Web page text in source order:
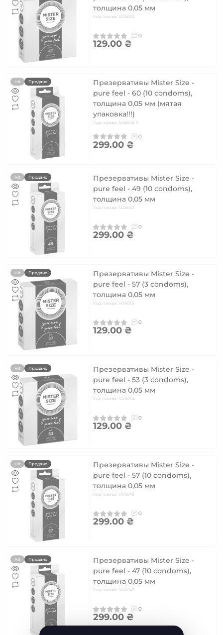
толщина 0,05 мм
Код товара: SO8032
0
129.00 ₴
Hit Продано
Презервативы Mister Size -
pure feel - 60 (10 condoms),
толщина 0,05 мм (мятая
упаковка!!!)
Код товара: SO8046-R
0
299.00 ₴
Hit Продано
Презервативы Mister Size -
pure feel - 49 (10 condoms),
толщина 0,05 мм
Код товара: SO8043
0
299.00 ₴
Hit Продано
Презервативы Mister Size -
pure feel - 57 (3 condoms),
толщина 0,05 мм
Код товара: SO8035
0
129.00 ₴
Hit Продано
Презервативы Mister Size -
pure feel - 53 (3 condoms),
толщина 0,05 мм
Код товара: SO8034
0
129.00 ₴
Hit Продано
Презервативы Mister Size -
pure feel - 57 (10 condoms),
толщина 0,05 мм
Код товара: SO8045
0
299.00 ₴
Hit Продано
Презервативы Mister Size -
pure feel - 47 (10 condoms),
толщина 0,05 мм
Код товара: SO8042
0
299.00 ₴